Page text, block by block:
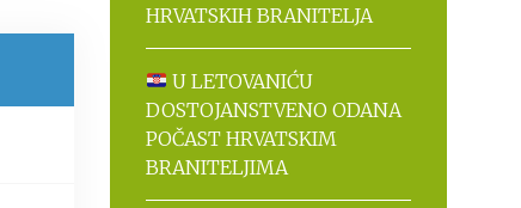
HRVATSKIH BRANITELJA
U LETOVANIĆU
DOSTOJANSTVENO ODANA
POČAST HRVATSKIM
BRANITELJIMA